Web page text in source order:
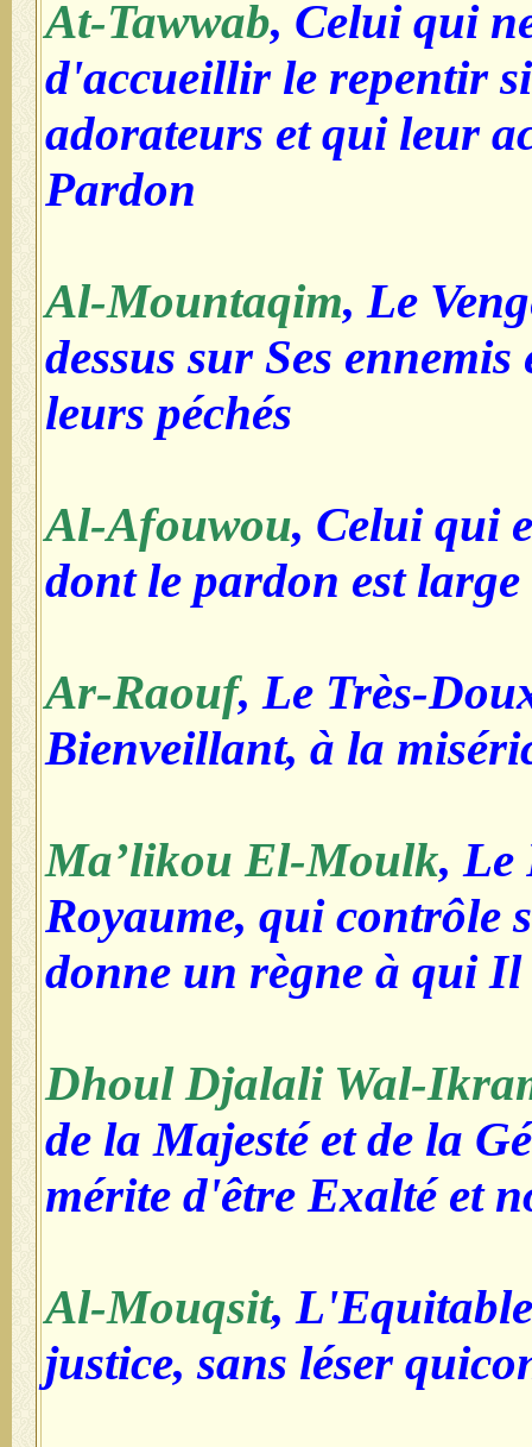
At-Tawwab, Celui qui
d'accueillir le repentir
adorateurs et qui leur
Pardon
Al-Mountaqim, Le
dessus sur Ses
leurs péchés
Al-Afouwou, Celui qui
dont le pardon est large
Ar-Raouf, Le Très-
Bienveillant, à la
Ma’likou El-Moulk, Le
Royaume, qui contrôle
donne un règne à qui Il
Dhoul Djalali Wal-
de la Majesté et de la
mérite d'être Exalté et
Al-Mouqsit,
justice, sans léser